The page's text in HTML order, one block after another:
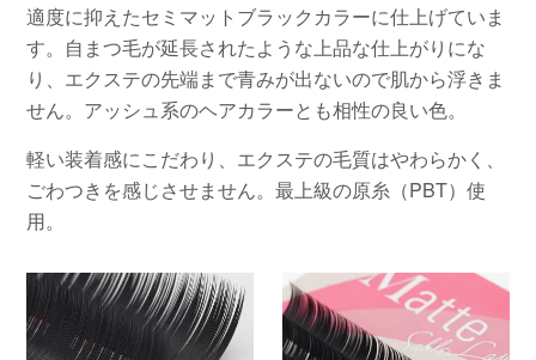
適度に抑えたセミマットブラックカラーに仕上げていま
す。自まつ毛が延長されたような上品な仕上がりにな
り、エクステの先端まで青みが出ないので肌から浮きま
せん。アッシュ系のヘアカラーとも相性の良い色。
軽い装着感にこだわり、エクステの毛質はやわらかく、
ごわつきを感じさせません。最上級の原糸（PBT）使
用。